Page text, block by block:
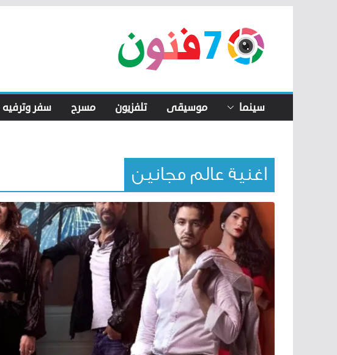
content
سينما موسيقى تلفزيون مسرح سفر وترفيه
اغنية عالم مجانين